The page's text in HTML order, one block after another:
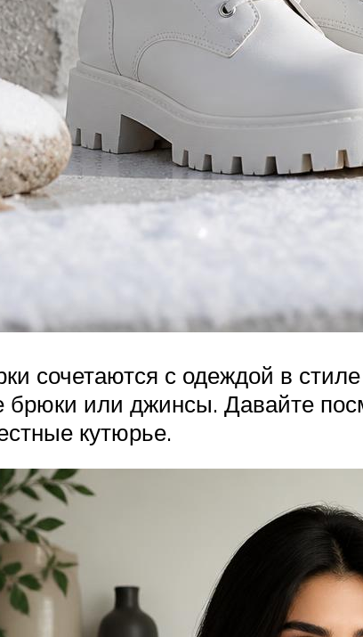
сочетаются с одеждой в
брюки или джинсы. Давайте
кутюрье.